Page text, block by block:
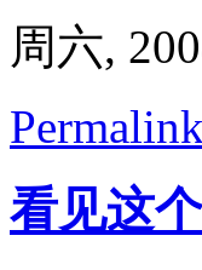
周六,
Permalink
看见这